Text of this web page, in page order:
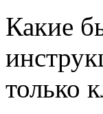
Какие
только